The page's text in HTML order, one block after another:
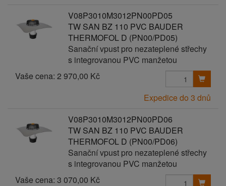
V08P3010M3012PN00PD05
TW SAN BZ 110 PVC BAUDER
THERMOFOL D (PN00/PD05)
Sanační vpust pro nezateplené střechy
s integrovanou PVC manžetou
Vaše cena: 2 970,00 Kč
Expedice do 3 dnů
V08P3010M3012PN00PD06
TW SAN BZ 110 PVC BAUDER
THERMOFOL D (PN00/PD06)
Sanační vpust pro nezateplené střechy
s integrovanou PVC manžetou
Vaše cena: 3 070,00 Kč